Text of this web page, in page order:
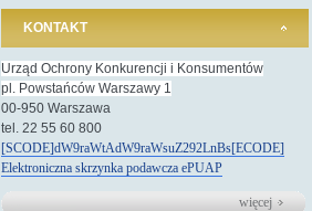
KONTAKT
Urząd Ochrony Konkurencji i Konsumentów
pl. Powstańców Warszawy 1
00-950 Warszawa
tel. 22 55 60 800
[SCODE]dW9raWtAdW9raWsuZ292LnBs[ECODE]
Elektroniczna skrzynka podawcza ePUAP
więcej